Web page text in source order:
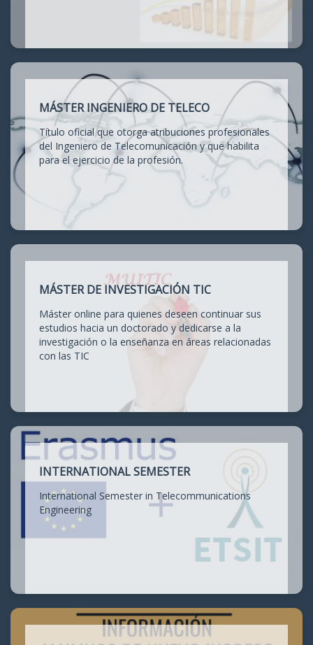
MÁSTER INGENIERO DE TELECO
Título oficial que otorga atribuciones profesionales
del Ingeniero de Telecomunicación y que habilita
para el ejercicio de la profesión.
MÁSTER DE INVESTIGACIÓN TIC
Máster online para quienes deseen continuar sus
estudios hacia un doctorado y dedicarse a la
investigación o la enseñanza en áreas relacionadas
con las TIC
INTERNATIONAL SEMESTER
International Semester in Telecommunications
Engineering